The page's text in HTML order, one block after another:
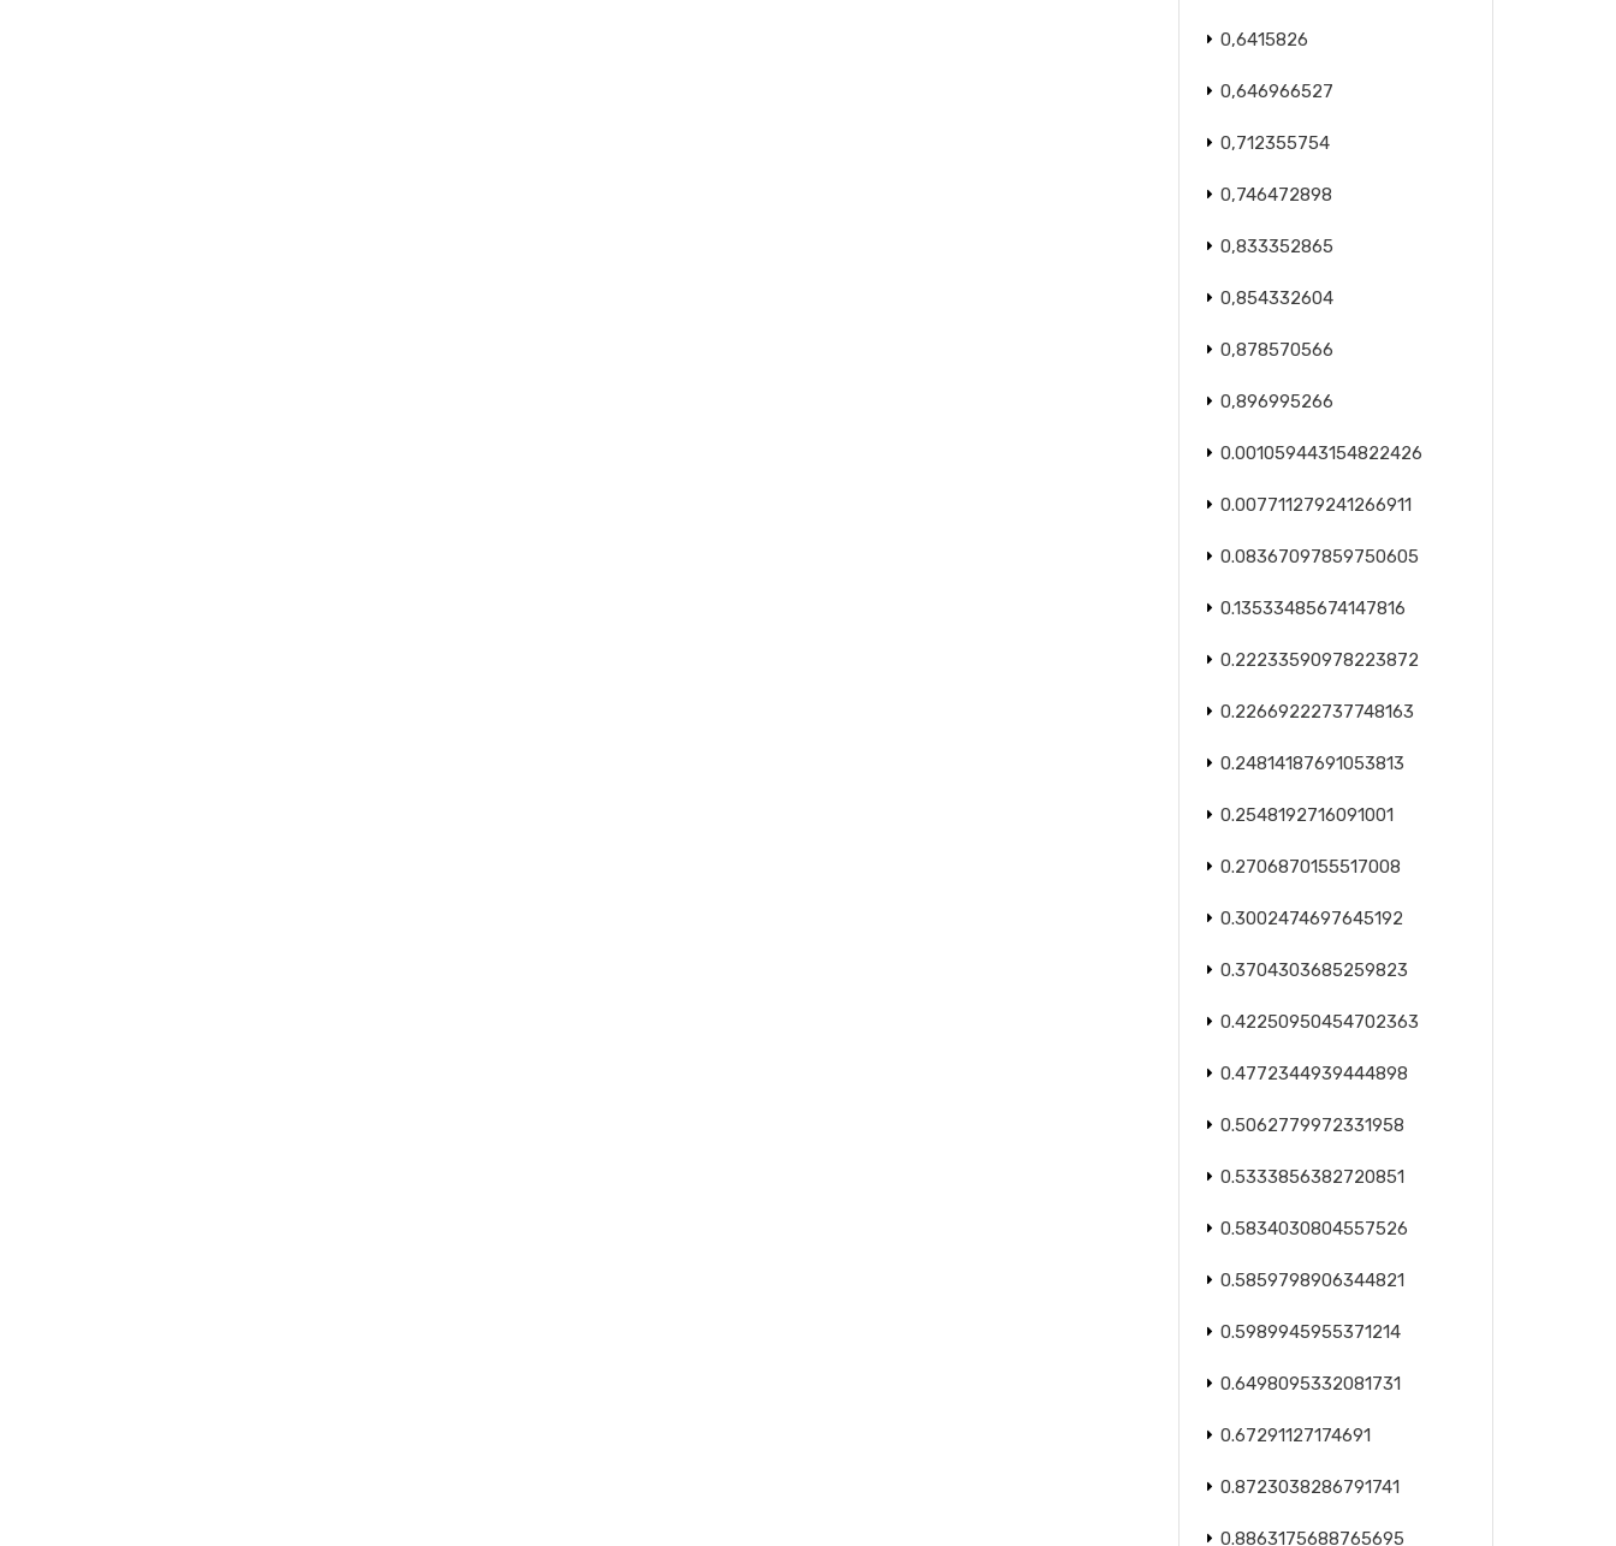
0,6415826
0,646966527
0,712355754
0,746472898
0,833352865
0,854332604
0,878570566
0,896995266
0.001059443154822426
0.007711279241266911
0.08367097859750605
0.13533485674147816
0.22233590978223872
0.22669222737748163
0.24814187691053813
0.2548192716091001
0.2706870155517008
0.3002474697645192
0.3704303685259823
0.42250950454702363
0.4772344939444898
0.5062779972331958
0.5333856382720851
0.5834030804557526
0.5859798906344821
0.5989945955371214
0.6498095332081731
0.67291127174691
0.8723038286791741
0.8863175688765695